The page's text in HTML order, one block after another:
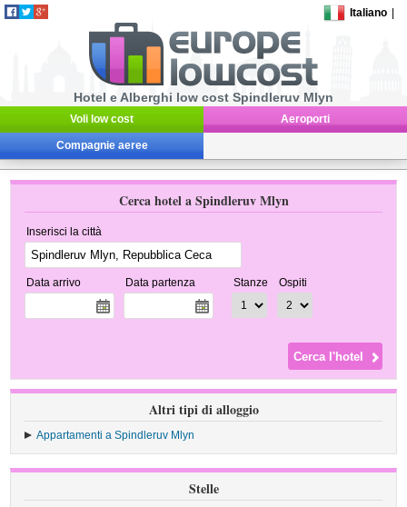
Italiano
Hotel e Alberghi low cost Spindleruv Mlyn
Voli low cost Aeroporti
Compagnie aeree
Cerca hotel a Spindleruv Mlyn
Inserisci la città
Data arrivo Data partenza Stanze Ospiti
Altri tipi di alloggio
Appartamenti a Spindleruv Mlyn
Stelle